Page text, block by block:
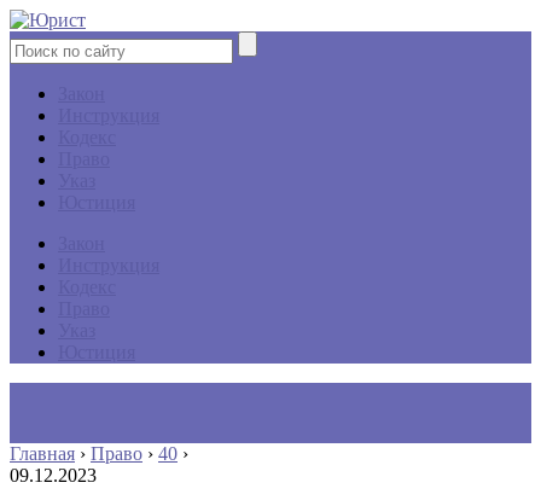
Главная › Право › 40 ›
09.12.2023